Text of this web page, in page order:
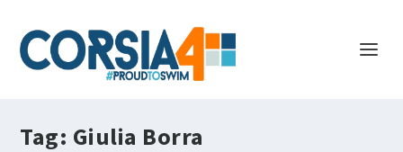
Tag: Giulia Borra